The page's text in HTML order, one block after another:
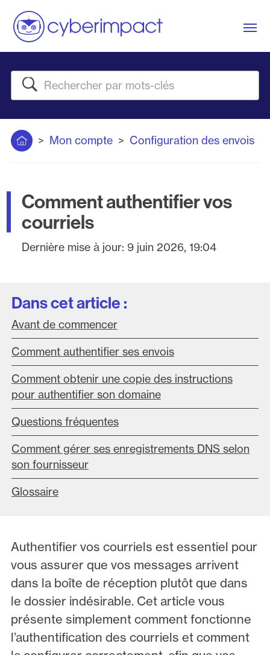
Rechercher
Accueil Mon compte Configuration des envois
Comment authentifier vos
courriels
Dernière mise à jour: 9 juin 2026, 19:04
Dans cet article :
Avant de commencer
Comment authentifier ses envois
Comment obtenir une copie des instructions
pour authentifier son domaine
Questions fréquentes
Comment gérer ses enregistrements DNS selon
son fournisseur
Glossaire
Authentifier vos courriels est essentiel pour
vous assurer que vos messages arrivent
dans la boîte de réception plutôt que dans
le dossier indésirable. Cet article vous
présente simplement comment fonctionne
l’authentification des courriels et comment